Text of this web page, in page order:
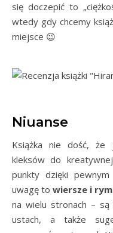
się doczepić to
wtedy gdy chcemy
miejsce 😉
Niuanse
Książka nie dość, że
kleksów do
punkty dzięki
uwagę to wiersze i
na wielu stronach – są
ustach, a także